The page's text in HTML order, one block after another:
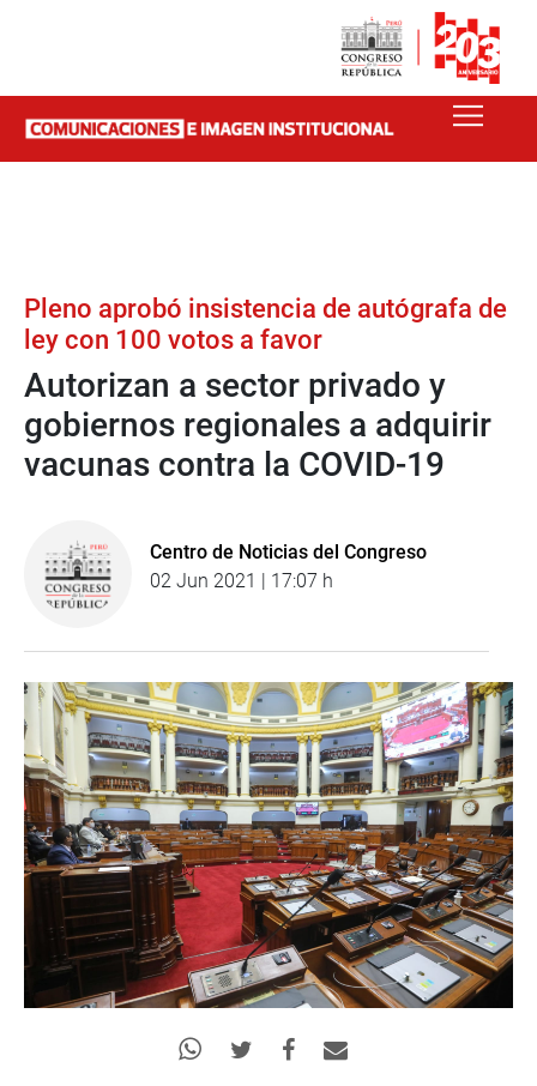
Pleno aprobó insistencia de autógrafa de
ley con 100 votos a favor
Autorizan a sector privado y
gobiernos regionales a adquirir
vacunas contra la COVID-19
Centro de Noticias del Congreso
02 Jun 2021 | 17:07 h